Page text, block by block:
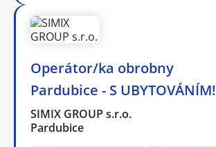
Operátor/ka obrobny
Pardubice - S UBYTOVÁNÍM!
SIMIX GROUP s.r.o.
Pardubice